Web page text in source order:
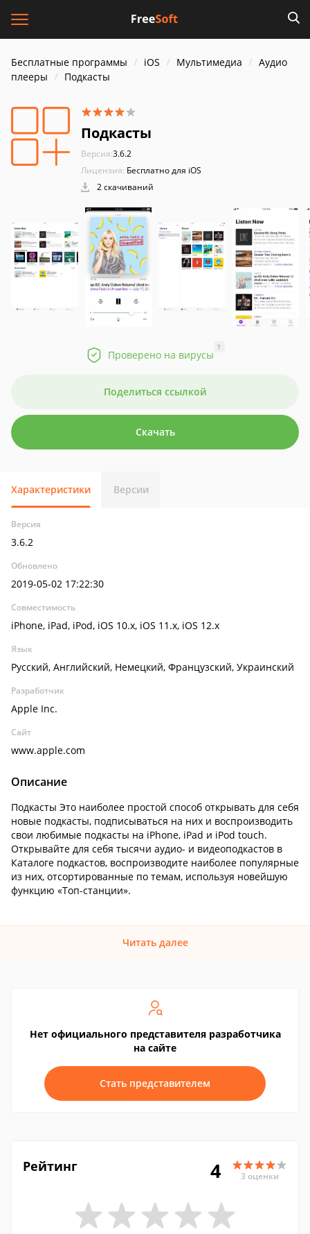
Бесплатные программы iOS Мультимедиа
Аудио
плееры
Подкасты
Подкасты
Версия:3.6.2
Лицензия: Бесплатно для iOS
2 скачиваний
Проверено на вирусы
?
Поделиться ссылкой
Скачать
Характеристики Версии
Версия
3.6.2
Обновлено
2019-05-02 17:22:30
Совместимость
iPhone, iPad, iPod, iOS 10.x, iOS 11.x, iOS 12.x
Язык
Русский, Английский, Немецкий, Французский, Украинский
Разработчик
Apple Inc.
Сайт
www.apple.com
Описание
Подкасты Это наиболее простой способ открывать для себя
новые подкасты, подписываться на них и воспроизводить
свои любимые подкасты на iPhone, iPad и iPod touch.
Открывайте для себя тысячи аудио- и видеоподкастов в
Каталоге подкастов, воспроизводите наиболее популярные
из них, отсортированные по темам, используя новейшую
функцию «Топ-станции».
Читать далее
Нет официального представителя разработчика
на сайте
Стать представителем
Рейтинг 4 3 оценки